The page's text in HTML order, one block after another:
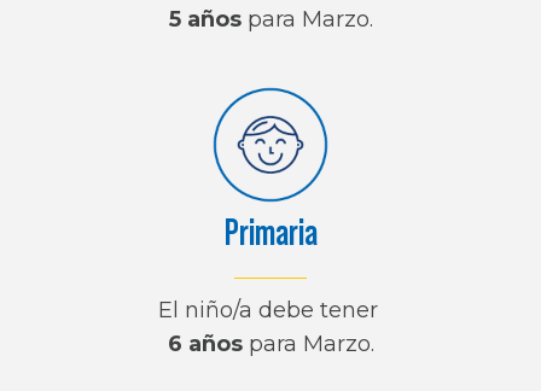
5 años para Marzo.
Primaria
El niño/a debe tener
6 añospara Marzo.